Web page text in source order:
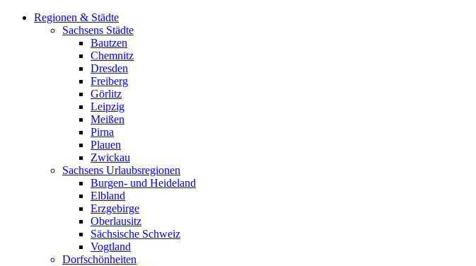
Regionen & Städte
Sachsens Städte
Bautzen
Chemnitz
Dresden
Freiberg
Görlitz
Leipzig
Meißen
Pirna
Plauen
Zwickau
Sachsens Urlaubsregionen
Burgen- und Heideland
Elbland
Erzgebirge
Oberlausitz
Sächsische Schweiz
Vogtland
Dorfschönheiten